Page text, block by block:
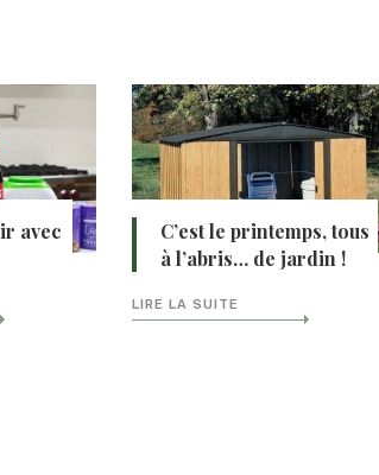
avec
C’est le printemps, tous
à l’abris… de jardin !
LIRE LA SUITE